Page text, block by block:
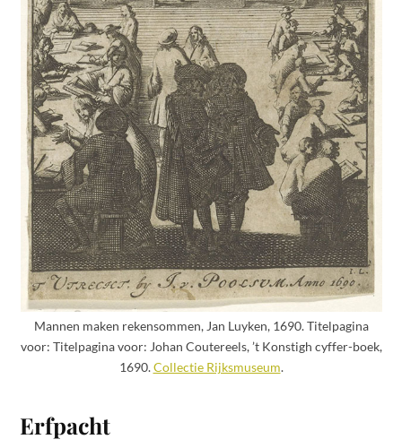
Mannen maken rekensommen, Jan Luyken, 1690. Titelpagina
voor: Titelpagina voor: Johan Coutereels, ’t Konstigh cyffer-boek,
1690.Collectie Rijksmuseum.
Erfpacht